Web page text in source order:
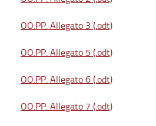
OO.PP. Allegato 3 (.odt)
OO.PP. Allegato 5 (.odt)
OO.PP. Allegato 6 (.odt)
OO.PP. Allegato 7 (.odt)